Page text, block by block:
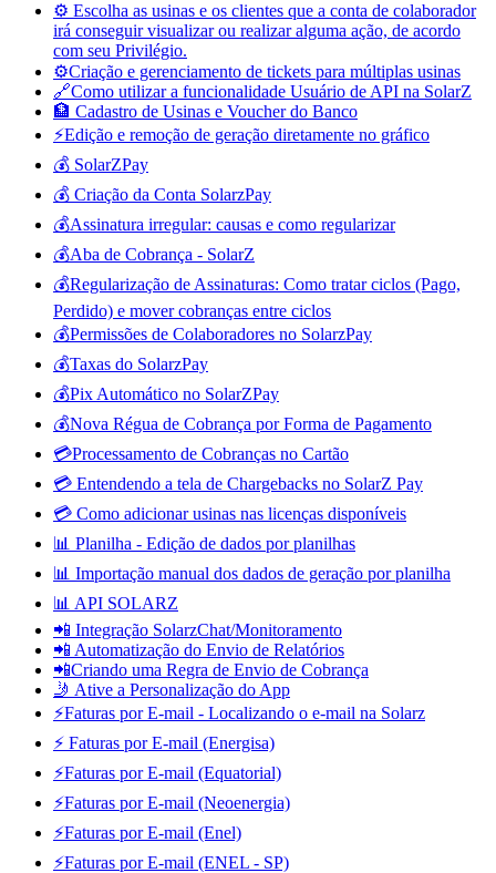
⚙️ Escolha as usinas e os clientes que a conta de colaborador
irá conseguir visualizar ou realizar alguma ação, de acordo
com seu Privilégio.
⚙️Criação e gerenciamento de tickets para múltiplas usinas
🔗Como utilizar a funcionalidade Usuário de API na SolarZ
🏦 Cadastro de Usinas e Voucher do Banco
⚡Edição e remoção de geração diretamente no gráfico
💰 SolarZPay
💰 Criação da Conta SolarzPay
💰Assinatura irregular: causas e como regularizar
💰Aba de Cobrança - SolarZ
💰Regularização de Assinaturas: Como tratar ciclos (Pago,
Perdido) e mover cobranças entre ciclos
💰Permissões de Colaboradores no SolarzPay
💰Taxas do SolarzPay
💰Pix Automático no SolarZPay
💰Nova Régua de Cobrança por Forma de Pagamento
💳Processamento de Cobranças no Cartão
💳 Entendendo a tela de Chargebacks no SolarZ Pay
💳 Como adicionar usinas nas licenças disponíveis
📊 Planilha - Edição de dados por planilhas
📊 Importação manual dos dados de geração por planilha
📊 API SOLARZ
📲 Integração SolarzChat/Monitoramento
📲 Automatização do Envio de Relatórios
📲Criando uma Regra de Envio de Cobrança
🤳 Ative a Personalização do App
⚡Faturas por E-mail - Localizando o e-mail na Solarz
⚡ Faturas por E-mail (Energisa)
⚡Faturas por E-mail (Equatorial)
⚡Faturas por E-mail (Neoenergia)
⚡Faturas por E-mail (Enel)
⚡Faturas por E-mail (ENEL - SP)